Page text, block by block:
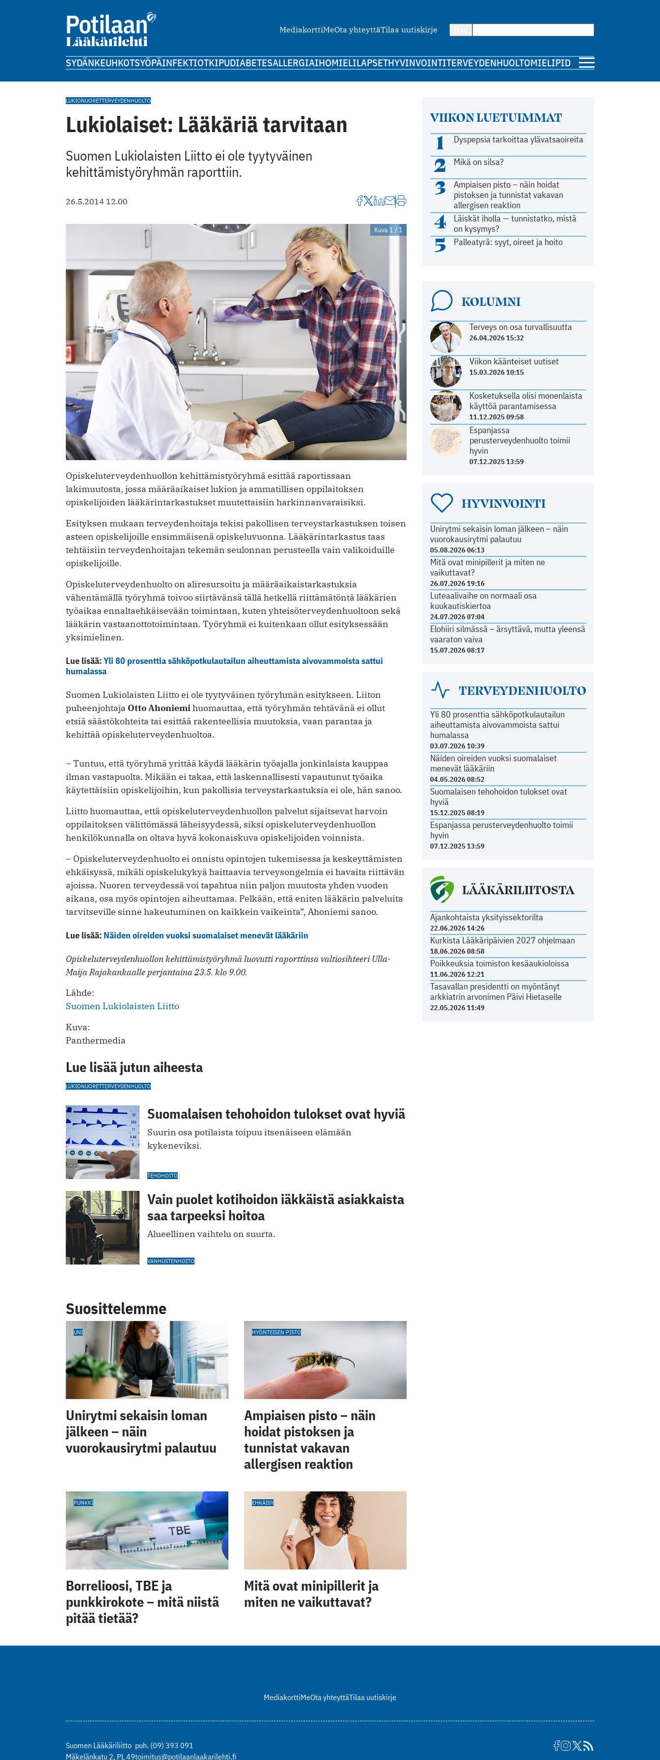
MediakorttiMeOta yhteyttäTilaa uutiskirje
SYDÄNKEUHKOTSYÖPÄINFEKTIOTKIPUDIABETESALLERGIAIHOMIELILAPSETHYVINVOINTITERVEYDENHUOLTOMIELIPIDE
VIIKON LUETUIMMAT
1 Dyspepsia tarkoittaa ylävatsaoireita
2 Mikä on silsa?
3
Ampiaisen pisto – näin hoidat
pistoksen ja tunnistat vakavan
allergisen reaktion
4
Läiskät iholla — tunnistatko, mistä
on kysymys?
5 Palleatyrä: syyt, oireet ja hoito
KOLUMNI
Terveys on osa turvallisuutta
26.04.2026 15:32
Viikon käänteiset uutiset
15.03.2026 10:15
Kosketuksella olisi monenlaista
käyttöä parantamisessa
11.12.2025 09:58
Espanjassa
perusterveydenhuolto toimii
hyvin
07.12.2025 13:59
HYVINVOINTI
Unirytmi sekaisin loman jälkeen – näin
vuorokausirytmi palautuu
05.08.2026 06:13
Mitä ovat minipillerit ja miten ne
vaikuttavat?
26.07.2026 19:16
Luteaalivaihe on normaali osa
kuukautiskiertoa
24.07.2026 07:04
Elohiiri silmässä – ärsyttävä, mutta yleensä
vaaraton vaiva
15.07.2026 08:17
TERVEYDENHUOLTO
Yli 80 prosenttia sähköpotkulautailun
aiheuttamista aivovammoista sattui
humalassa
03.07.2026 10:39
Näiden oireiden vuoksi suomalaiset
menevät lääkäriin
04.05.2026 08:52
Suomalaisen tehohoidon tulokset ovat
hyviä
15.12.2025 08:19
Espanjassa perusterveydenhuolto toimii
hyvin
07.12.2025 13:59
LÄÄKÄRILIITOSTA
Ajankohtaista yksityissektorilta
22.06.2026 14:26
Kurkista Lääkäripäivien 2027 ohjelmaan
18.06.2026 08:58
Poikkeuksia toimiston kesäaukioloissa
11.06.2026 12:21
Tasavallan presidentti on myöntänyt
arkkiatrin arvonimen Päivi Hietaselle
22.05.2026 11:49
LUKIONUORETTERVEYDENHUOLTO
Lukiolaiset: Lääkäriä tarvitaan
Suomen Lukiolaisten Liitto ei ole tyytyväinen
kehittämistyöryhmän raporttiin.
26.5.2014 12.00
Kuva 1 / 1
Opiskeluterveydenhuollon kehittämistyöryhmä esittää raportissaan
lakimuutosta, jossa määräaikaiset lukion ja ammatillisen oppilaitoksen
opiskelijoiden lääkärintarkastukset muutettaisiin harkinnanvaraisiksi.
Esityksen mukaan terveydenhoitaja tekisi pakollisen terveystarkastuksen toisen
asteen opiskelijoille ensimmäisenä opiskeluvuonna. Lääkärintarkastus taas
tehtäisiin terveydenhoitajan tekemän seulonnan perusteella vain valikoiduille
opiskelijoille.
Opiskeluterveydenhuolto on aliresursoitu ja määräaikaistarkastuksia
vähentämällä työryhmä toivoo siirtävänsä tällä hetkellä riittämätöntä lääkärien
työaikaa ennaltaehkäisevään toimintaan, kuten yhteisöterveydenhuoltoon sekä
lääkärin vastaanottotoimintaan. Työryhmä ei kuitenkaan ollut esityksessään
yksimielinen.
Lue lisää:Yli 80 prosenttia sähköpotkulautailun aiheuttamista aivovammoista sattui
humalassa
Suomen Lukiolaisten Liitto ei ole tyytyväinen työryhmän esitykseen. Liiton
puheenjohtaja Otto Ahoniemihuomauttaa, että työryhmän tehtävänä ei ollut
etsiä säästökohteita tai esittää rakenteellisia muutoksia, vaan parantaa ja
kehittää opiskeluterveydenhuoltoa.
– Tuntuu, että työryhmä yrittää käydä lääkärin työajalla jonkinlaista kauppaa
ilman vastapuolta. Mikään ei takaa, että laskennallisesti vapautunut työaika
käytettäisiin opiskelijoihin, kun pakollisia terveystarkastuksia ei ole, hän sanoo.
Liitto huomauttaa, että opiskeluterveydenhuollon palvelut sijaitsevat harvoin
oppilaitoksen välittömässä läheisyydessä, siksi opiskeluterveydenhuollon
henkilökunnalla on oltava hyvä kokonaiskuva opiskelijoiden voinnista.
– Opiskeluterveydenhuolto ei onnistu opintojen tukemisessa ja keskeyttämisten
ehkäisyssä, mikäli opiskelukykyä haittaavia terveysongelmia ei havaita riittävän
ajoissa. Nuoren terveydessä voi tapahtua niin paljon muutosta yhden vuoden
aikana, osa myös opintojen aiheuttamaa. Pelkään, että eniten lääkärin palveluita
tarvitseville sinne hakeutuminen on kaikkein vaikeinta”, Ahoniemi sanoo.
Lue lisää: Näiden oireiden vuoksi suomalaiset menevät lääkäriin
Opiskeluterveydenhuollon kehittämistyöryhmä luovutti raporttinsa valtiosihteeri Ulla-
Maija Rajakankaalle perjantaina 23.5. klo 9.00.
Lähde:
Suomen Lukiolaisten Liitto
Kuva:
Panthermedia
Lue lisää jutun aiheesta
LUKIONUORETTERVEYDENHUOLTO
Suomalaisen tehohoidon tulokset ovat hyviä
Suurin osa potilaista toipuu itsenäiseen elämään
kykeneviksi.
TEHOHOITO
Vain puolet kotihoidon iäkkäistä asiakkaista
saa tarpeeksi hoitoa
Alueellinen vaihtelu on suurta.
VANHUSTENHOITO
Suosittelemme
UNI
Unirytmi sekaisin loman
jälkeen – näin
vuorokausirytmi palautuu
HYÖNTEISEN PISTO
Ampiaisen pisto – näin
hoidat pistoksen ja
tunnistat vakavan
allergisen reaktion
PUNKKI
Borrelioosi, TBE ja
punkkirokote – mitä niistä
pitää tietää?
EHKÄISY
Mitä ovat minipillerit ja
miten ne vaikuttavat?
MediakorttiMeOta yhteyttäTilaa uutiskirje
Suomen Lääkäriliitto
Mäkelänkatu 2, PL 49
puh. (09) 393 091
toimitus@potilaanlaakarilehti.fi